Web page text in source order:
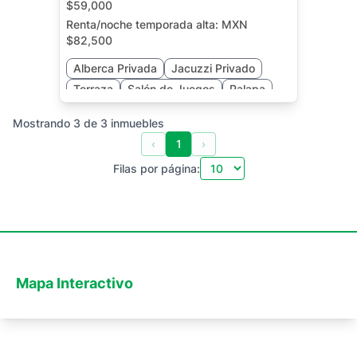
$59,000
Renta/noche temporada alta: MXN
$82,500
Alberca Privada
Jacuzzi Privado
Terraza
Salón de Juegos
Palapa
Mostrando 3 de 3 inmuebles
‹
1
›
Filas por página:
Mapa Interactivo